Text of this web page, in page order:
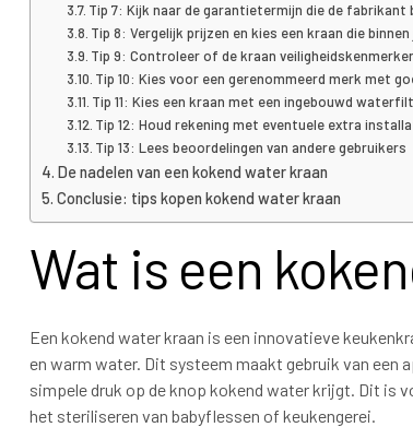
Tip 7: Kijk naar de garantietermijn die de fabrikant
Tip 8: Vergelijk prijzen en kies een kraan die
Tip 9: Controleer of de kraan
Tip 10: Kies voor een gerenommeerd merk met
Tip 11: Kies een kraan met een ingebouwd
Tip 12: Houd rekening met eventuele extra
Tip 13: Lees beoordelingen van andere gebruikers
De nadelen van een kokend water kraan
Conclusie: tips kopen kokend water kraan
Wat is een
Een kokend water kraan is een innovatieve
en warm water. Dit systeem maakt gebruik van een
simpele druk op de knop kokend water krijgt. Dit is
het steriliseren van babyflessen of keukengerei.